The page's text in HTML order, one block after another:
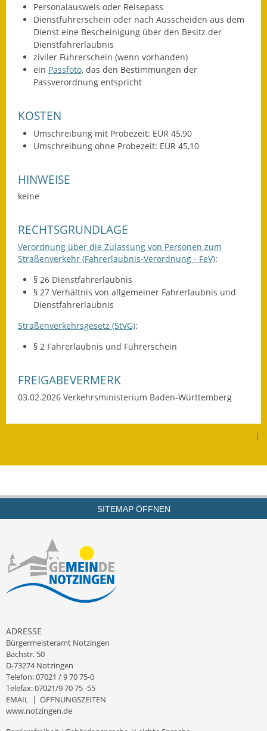
Sitzungsberichte 2016
Sitzungsberichte 2017
Sitzungsberichte 2018
Sitzungsberichte 2020
Abwassergebühr
Haushaltspläne
Jahresabschlüsse
Wasserversorgung
Mitarbeiter
Was erledige ich wo?
Personalausweis oder Reisepass
Dienstführerschein oder nach Ausscheiden aus dem
Dienst eine Bescheinigung über den Besitz der
Dienstfahrerlaubnis
ziviler Führerschein (wenn vorhanden)
ein Passfoto, das den Bestimmungen der
Passverordnung entspricht
KOSTEN
Umschreibung mit Probezeit: EUR 45,90
Umschreibung ohne Probezeit: EUR 45,10
HINWEISE
keine
RECHTSGRUNDLAGE
Verordnung über die Zulassung von Personen zum
Straßenverkehr (Fahrerlaubnis-Verordnung - FeV):
§ 26 Dienstfahrerlaubnis
§ 27 Verhältnis von allgemeiner Fahrerlaubnis und
Dienstfahrerlaubnis
Straßenverkehrsgesetz (StVG):
§ 2 Fahrerlaubnis und Führerschein
FREIGABEVERMERK
03.02.2026 Verkehrsministerium Baden-Württemberg
|
SITEMAP ÖFFNEN
ADRESSE
Bürgermeisteramt Notzingen
Bachstr. 50
D-73274 Notzingen
Telefon: 07021 / 9 70 75-0
Telefax: 07021/9 70 75 -55
EMAIL | ÖFFNUNGSZEITEN
www.notzingen.de